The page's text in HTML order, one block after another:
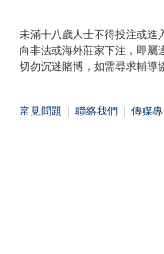
未滿十八歲人士不得投注或進
向非法或海外莊家下注，即屬
切勿沉迷賭博，如需尋求輔導
常見問題 聯絡我們 傳媒